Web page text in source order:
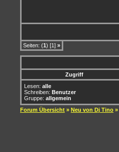
Seiten: (1) [1] »
Zugriff
Lesen: alle
Schreiben: Benutzer
Gruppe: allgemein
Forum Übersicht » Neu von Dj Tino »